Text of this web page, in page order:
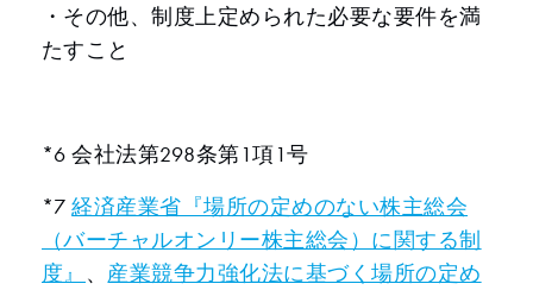
・その他、制度上定められた必要な要件を満
たすこと
*6 会社法第298条第1項1号
*7経済産業省『場所の定めのない株主総会
（バーチャルオンリー株主総会）に関する制
度』 、 産業競争力強化法に基づく場所の定め